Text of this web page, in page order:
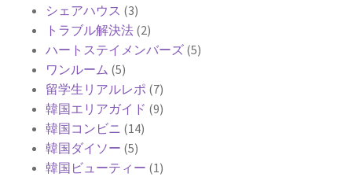
シェアハウス (3)
トラブル解決法 (2)
ハートステイメンバーズ (5)
ワンルーム (5)
留学生リアルレポ (7)
韓国エリアガイド (9)
韓国コンビニ (14)
韓国ダイソー (5)
韓国ビューティー (1)